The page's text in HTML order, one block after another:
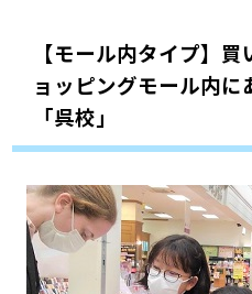
【モール内タイプ】
ョッピングモール内に
「呉校」